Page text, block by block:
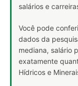
salários e
Você pode
dados da
mediana, salário
exatamente
Hídricos e